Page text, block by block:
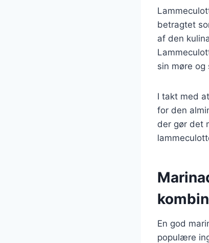
betragtet
af den
sin møre og
I takt med
for den
der gør det
En god
populære